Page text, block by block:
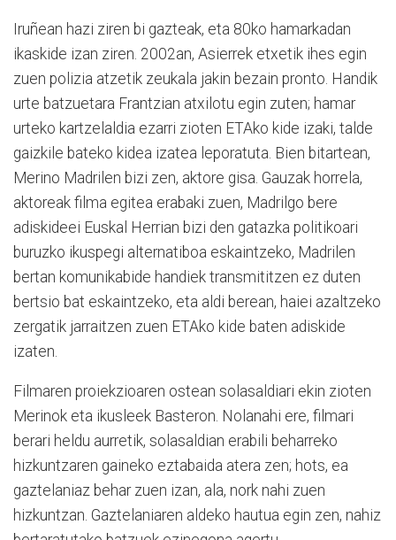
Iruñean hazi ziren bi gazteak, eta 80ko hamarkadan
ikaskide izan ziren. 2002an, Asierrek etxetik ihes egin
zuen polizia atzetik zeukala jakin bezain pronto. Handik
urte batzuetara Frantzian atxilotu egin zuten; hamar
urteko kartzelaldia ezarri zioten ETAko kide izaki, talde
gaizkile bateko kidea izatea leporatuta. Bien bitartean,
Merino Madrilen bizi zen, aktore gisa. Gauzak horrela,
aktoreak filma egitea erabaki zuen, Madrilgo bere
adiskideei Euskal Herrian bizi den gatazka politikoari
buruzko ikuspegi alternatiboa eskaintzeko, Madrilen
bertan komunikabide handiek transmititzen ez duten
bertsio bat eskaintzeko, eta aldi berean, haiei azaltzeko
zergatik jarraitzen zuen ETAko kide baten adiskide
izaten.
Filmaren proiekzioaren ostean solasaldiari ekin zioten
Merinok eta ikusleek Basteron. Nolanahi ere, filmari
berari heldu aurretik, solasaldian erabili beharreko
hizkuntzaren gaineko eztabaida atera zen; hots, ea
gaztelaniaz behar zuen izan, ala, nork nahi zuen
hizkuntzan. Gaztelaniaren aldeko hautua egin zen, nahiz